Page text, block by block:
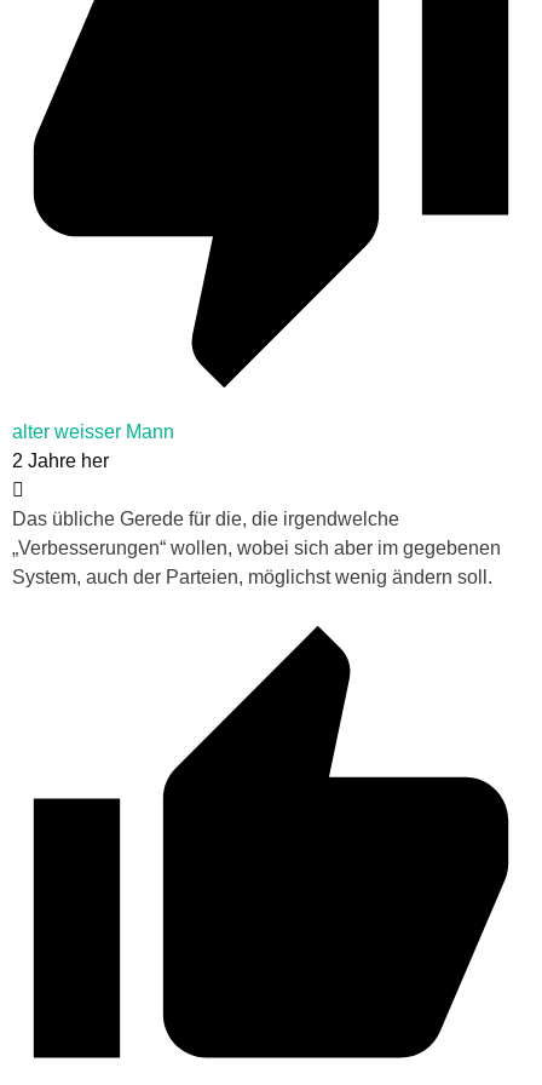
alter weisser Mann
2 Jahre her
Das übliche Gerede für die, die irgendwelche
„Verbesserungen“ wollen, wobei sich aber im gegebenen
System, auch der Parteien, möglichst wenig ändern soll.